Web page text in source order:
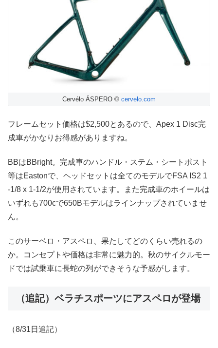
Cervélo ÁSPERO © cervelo.com
フレームセット価格は$2,500とあるので、Apex 1 Disc完
成車がかなりお得感がありますね。
BBはBBright。完成車のハンドル・ステム・シートポスト
等はEastonで、ヘッドセットは全てのモデルでFSA IS2 1
-1/8 x 1-1/2が使用されています。また完成車のホイールは
いずれも700cで650Bモデルはラインナップされていませ
ん。
このサーベロ・アスペロ、果たしてどのくらい売れるの
か。コンセプトや価格は非常に魅力的。秋のサイクルモー
ドでは試乗車に長蛇の列ができそうな予感がします。
（追記）ベラチスポーツにアスペロが登場
（8/31日追記）